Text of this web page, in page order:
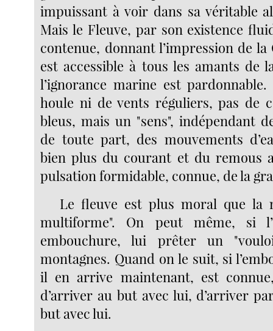
impuissant à voir dans sa véritable
Mais le Fleuve, par son existence
contenue, donnant l’impression de la
est accessible à tous les amants de
l’ignorance marine est
houle ni de vents réguliers, pas de
bleus, mais un "sens", indépendant
de toute part, des mouvements
bien plus du courant et du remous
pulsation formidable, connue, de la
Le fleuve est plus moral que la
multiforme". On peut même, si
embouchure, lui prêter un
montagnes. Quand on le suit, si
il en arrive maintenant, est
d’arriver au but avec lui, d’arriver
but avec lui.